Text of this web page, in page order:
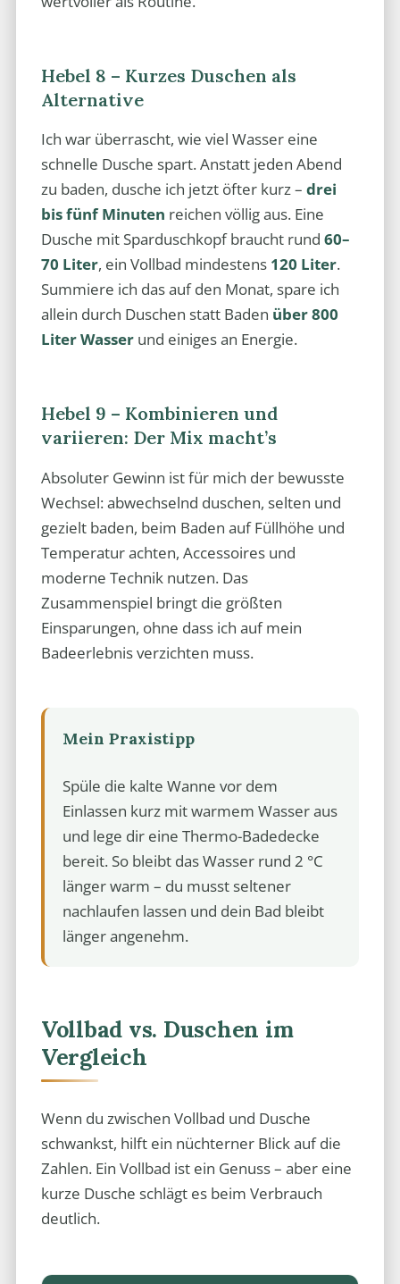
Hebel 8 – Kurzes Duschen als
Alternative
Ich war überrascht, wie viel Wasser eine
schnelle Dusche spart. Anstatt jeden Abend
zu baden, dusche ich jetzt öfter kurz – drei
bis fünf Minuten reichen völlig aus. Eine
Dusche mit Sparduschkopf braucht rund 60–
70 Liter, ein Vollbad mindestens 120 Liter.
Summiere ich das auf den Monat, spare ich
allein durch Duschen statt Baden über 800
Liter Wasserund einiges an Energie.
Hebel 9 – Kombinieren und
variieren: Der Mix macht’s
Absoluter Gewinn ist für mich der bewusste
Wechsel: abwechselnd duschen, selten und
gezielt baden, beim Baden auf Füllhöhe und
Temperatur achten, Accessoires und
moderne Technik nutzen. Das
Zusammenspiel bringt die größten
Einsparungen, ohne dass ich auf mein
Badeerlebnis verzichten muss.
Mein Praxistipp
Spüle die kalte Wanne vor dem
Einlassen kurz mit warmem Wasser aus
und lege dir eine Thermo-Badedecke
bereit. So bleibt das Wasser rund 2 °C
länger warm – du musst seltener
nachlaufen lassen und dein Bad bleibt
länger angenehm.
Vollbad vs. Duschen im
Vergleich
Wenn du zwischen Vollbad und Dusche
schwankst, hilft ein nüchterner Blick auf die
Zahlen. Ein Vollbad ist ein Genuss – aber eine
kurze Dusche schlägt es beim Verbrauch
deutlich.